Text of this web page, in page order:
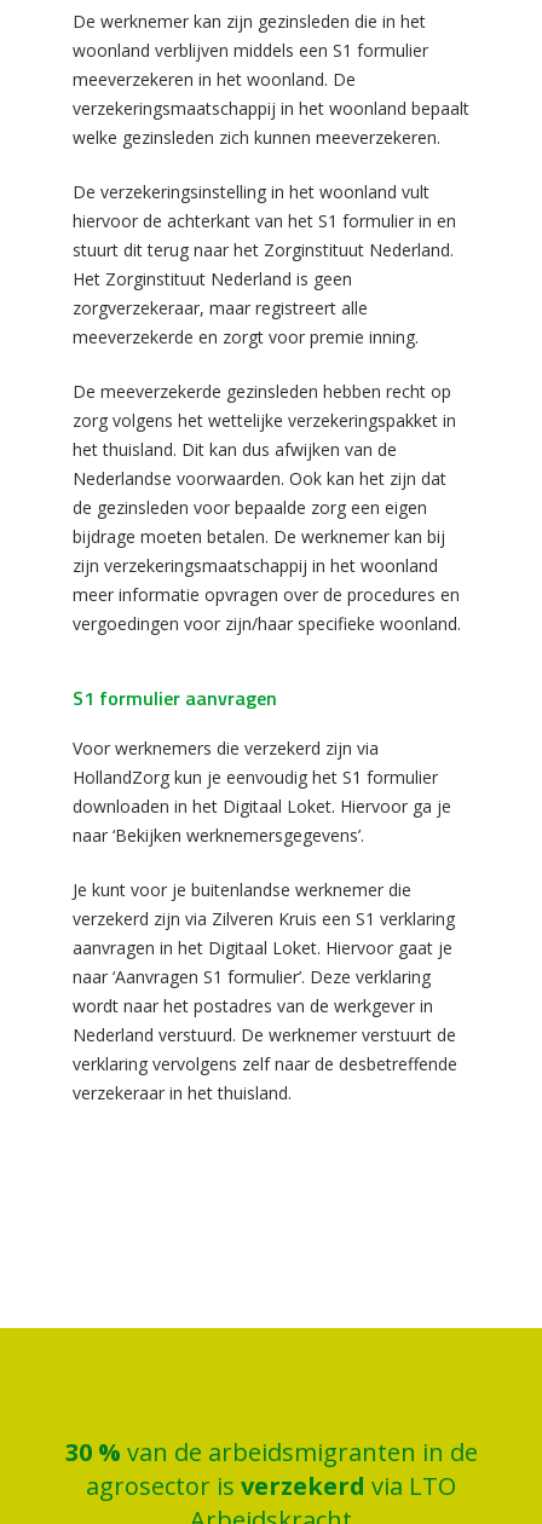
De werknemer kan zijn gezinsleden die in het
woonland verblijven middels een S1 formulier
meeverzekeren in het woonland. De
verzekeringsmaatschappij in het woonland bepaalt
welke gezinsleden zich kunnen meeverzekeren.
De verzekeringsinstelling in het woonland vult
hiervoor de achterkant van het S1 formulier in en
stuurt dit terug naar het Zorginstituut Nederland.
Het Zorginstituut Nederland is geen
zorgverzekeraar, maar registreert alle
meeverzekerde en zorgt voor premie inning.
De meeverzekerde gezinsleden hebben recht op
zorg volgens het wettelijke verzekeringspakket in
het thuisland. Dit kan dus afwijken van de
Nederlandse voorwaarden. Ook kan het zijn dat
de gezinsleden voor bepaalde zorg een eigen
bijdrage moeten betalen. De werknemer kan bij
zijn verzekeringsmaatschappij in het woonland
meer informatie opvragen over de procedures en
vergoedingen voor zijn/haar specifieke woonland.
S1 formulier aanvragen
Voor werknemers die verzekerd zijn via
HollandZorg kun je eenvoudig het S1 formulier
downloaden in het Digitaal Loket. Hiervoor ga je
naar ‘Bekijken werknemersgegevens’.
Je kunt voor je buitenlandse werknemer die
verzekerd zijn via Zilveren Kruis een S1 verklaring
aanvragen in het Digitaal Loket. Hiervoor gaat je
naar ‘Aanvragen S1 formulier’. Deze verklaring
wordt naar het postadres van de werkgever in
Nederland verstuurd. De werknemer verstuurt de
verklaring vervolgens zelf naar de desbetreffende
verzekeraar in het thuisland.
30 % van de arbeidsmigranten in de
agrosector is verzekerd via LTO